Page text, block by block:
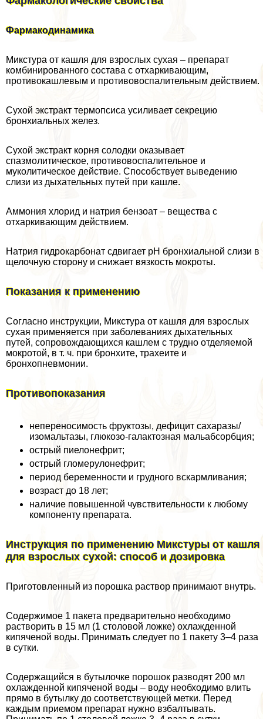
Фармакодинамика
Микстура от кашля для взрослых сухая – препарат
комбинированного состава с отхаркивающим,
противокашлевым и противовоспалительным действием.
Сухой экстpaкт термопсиса усиливает секрецию
бронхиальных желез.
Сухой экстpaкт корня солодки оказывает
спазмолитическое, противовоспалительное и
муколитическое действие. Способствует выведению
слизи из дыхательных путей при кашле.
Аммония хлорид и натрия бензоат – вещества с
отхаркивающим действием.
Натрия гидрокарбонат сдвигает pH бронхиальной слизи в
щелочную сторону и снижает вязкость мокроты.
Показания к применению
Согласно инструкции, Микстура от кашля для взрослых
сухая применяется при заболеваниях дыхательных
путей, сопровождающихся кашлем с трудно отделяемой
мокротой, в т. ч. при бронхите, трахеите и
бронхопневмонии.
Противопоказания
непереносимость фруктозы, дефицит сахаразы/
изомальтазы, глюкозо-галактозная мальабсорбция;
острый пиелонефрит;
острый гломерулонефрит;
период беременности и грудного вскармливания;
возраст до 18 лет;
наличие повышенной чувствительности к любому
компоненту препарата.
Инструкция по применению Микстуры от кашля
для взрослых сухой: способ и дозировка
Приготовленный из порошка раствор принимают внутрь.
Содержимое 1 пакета предварительно необходимо
растворить в 15 мл (1 столовой ложке) охлажденной
кипяченой воды. Принимать следует по 1 пакету 3–4 раза
в сутки.
Содержащийся в бутылочке порошок разводят 200 мл
охлажденной кипяченой воды – воду необходимо влить
прямо в бутылку до соответствующей метки. Перед
каждым приемом препарат нужно взбалтывать.